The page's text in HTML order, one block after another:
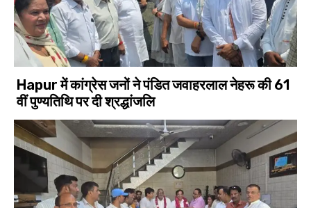
Hapur में कांग्रेस जनों ने पंडित जवाहरलाल नेहरू की 61
वीं पुण्यतिथि पर दी श्रद्धांजलि